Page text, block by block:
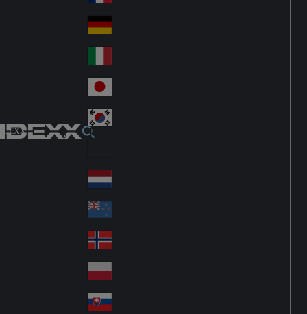
IDEXX
d
Fra
nc
e
Ge
an
y
Ital
y
Jap
an
Ko
Lat
in
A
me
ric
a
Ne
the
rla
nd
s
Ne
w
Ze
ala
nd
No
rw
ay
Pol
an